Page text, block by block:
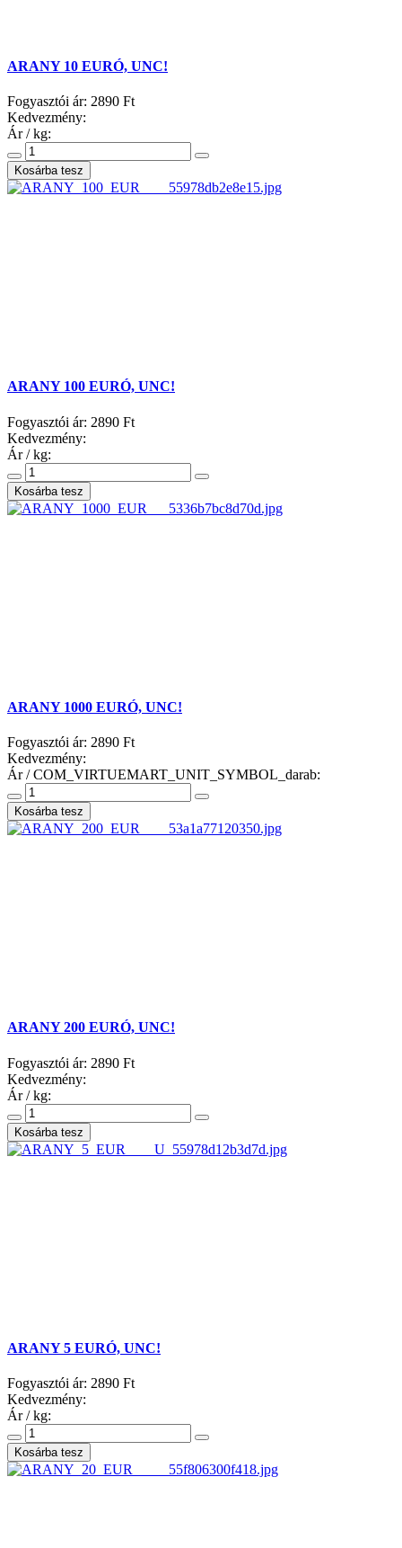
ARANY 10 EURÓ, UNC!
Fogyasztói ár: 2890 Ft
Kedvezmény:
Ár / kg:
ARANY 100 EURÓ, UNC!
Fogyasztói ár: 2890 Ft
Kedvezmény:
Ár / kg:
ARANY 1000 EURÓ, UNC!
Fogyasztói ár: 2890 Ft
Kedvezmény:
Ár / COM_VIRTUEMART_UNIT_SYMBOL_darab:
ARANY 200 EURÓ, UNC!
Fogyasztói ár: 2890 Ft
Kedvezmény:
Ár / kg:
ARANY 5 EURÓ, UNC!
Fogyasztói ár: 2890 Ft
Kedvezmény:
Ár / kg: